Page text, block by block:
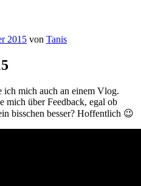
2015 von Tanis
ich mich auch an einem Vlog.
mich über Feedback, egal ob
bisschen besser? Hoffentlich 😉